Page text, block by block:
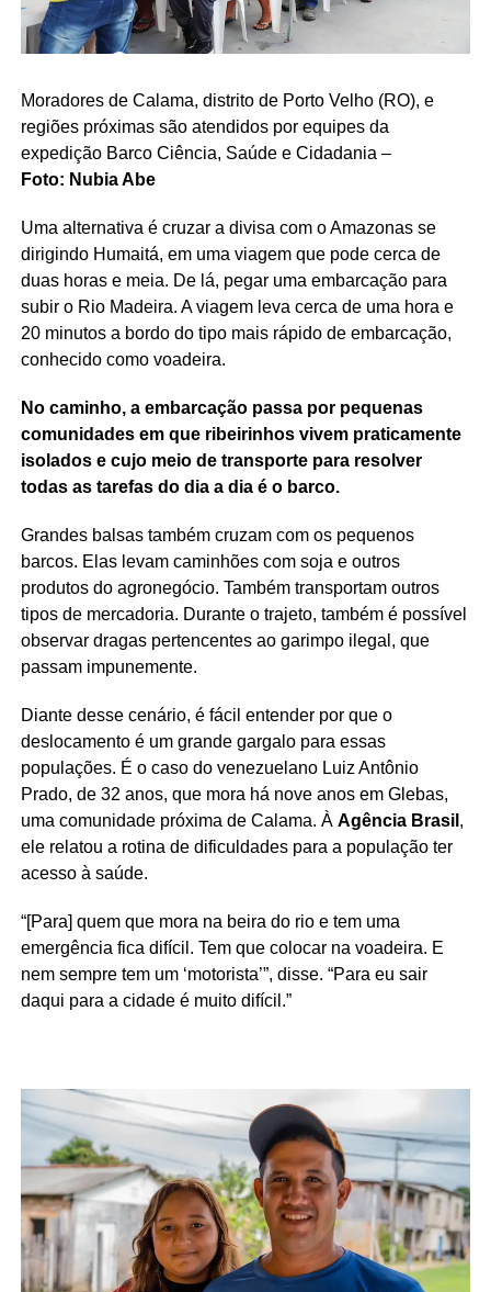
Moradores de Calama, distrito de Porto Velho (RO), e
regiões próximas são atendidos por equipes da
expedição Barco Ciência, Saúde e Cidadania –
Foto: Nubia Abe
Uma alternativa é cruzar a divisa com o Amazonas se
dirigindo Humaitá, em uma viagem que pode cerca de
duas horas e meia. De lá, pegar uma embarcação para
subir o Rio Madeira. A viagem leva cerca de uma hora e
20 minutos a bordo do tipo mais rápido de embarcação,
conhecido como voadeira.
No caminho, a embarcação passa por pequenas
comunidades em que ribeirinhos vivem praticamente
isolados e cujo meio de transporte para resolver
todas as tarefas do dia a dia é o barco.
Grandes balsas também cruzam com os pequenos
barcos. Elas levam caminhões com soja e outros
produtos do agronegócio. Também transportam outros
tipos de mercadoria. Durante o trajeto, também é possível
observar dragas pertencentes ao garimpo ilegal, que
passam impunemente.
Diante desse cenário, é fácil entender por que o
deslocamento é um grande gargalo para essas
populações. É o caso do venezuelano Luiz Antônio
Prado, de 32 anos, que mora há nove anos em Glebas,
uma comunidade próxima de Calama. À Agência Brasil ,
ele relatou a rotina de dificuldades para a população ter
acesso à saúde.
“[Para] quem que mora na beira do rio e tem uma
emergência fica difícil. Tem que colocar na voadeira. E
nem sempre tem um ‘motorista’”, disse. “Para eu sair
daqui para a cidade é muito difícil.”